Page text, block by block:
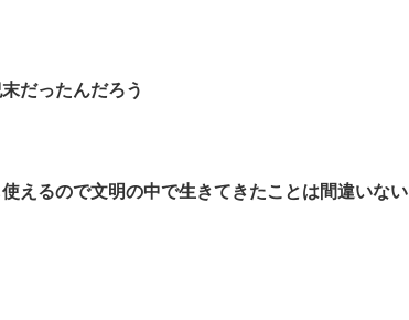
だったんだろう
えるので文明の中で生きてきたことは間違いない